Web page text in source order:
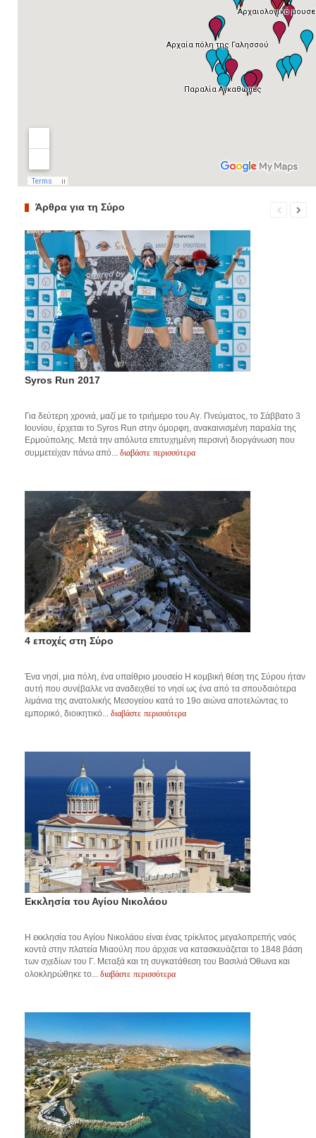
Άρθρα για τη Σύρο
Syros Run 2017
Για δεύτερη χρονιά, μαζί με το τριήμερο του Αγ. Πνεύματος, το Σάββατο 3
Ιουνίου, έρχεται το Syros Run στην όμορφη, ανακαινισμένη παραλία της
Ερμούπολης. Μετά την απόλυτα επιτυχημένη περσινή διοργάνωση που
συμμετείχαν πάνω από... διαβάστε περισσότερα
4 εποχές στη Σύρο
Ένα νησί, μια πόλη, ένα υπαίθριο μουσείο Η κομβική θέση της Σύρου ήταν
αυτή που συνέβαλλε να αναδειχθεί το νησί ως ένα από τα σπουδαιότερα
λιμάνια της ανατολικής Μεσογείου κατά το 19ο αιώνα αποτελώντας το
εμπορικό, διοικητικό... διαβάστε περισσότερα
Εκκλησία του Αγίου Νικολάου
Η εκκλησία του Αγίου Νικολάου είναι ένας τρίκλιτος μεγαλοπρεπής ναός
κοντά στην πλατεία Μιαούλη που άρχισε να κατασκευάζεται το 1848 βάση
των σχεδίων του Γ. Μεταξά και τη συγκατάθεση του Βασιλιά Όθωνα και
ολοκληρώθηκε το... διαβάστε περισσότερα